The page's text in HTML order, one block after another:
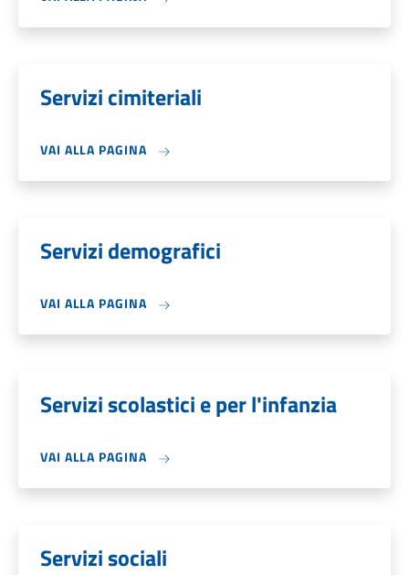
Servizi cimiteriali
VAI ALLA PAGINA
Servizi demografici
VAI ALLA PAGINA
Servizi scolastici e per l'infanzia
VAI ALLA PAGINA
Servizi sociali